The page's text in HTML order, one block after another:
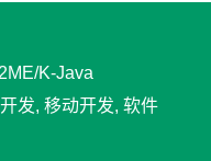
K-Java
发, 移动开发, 软件